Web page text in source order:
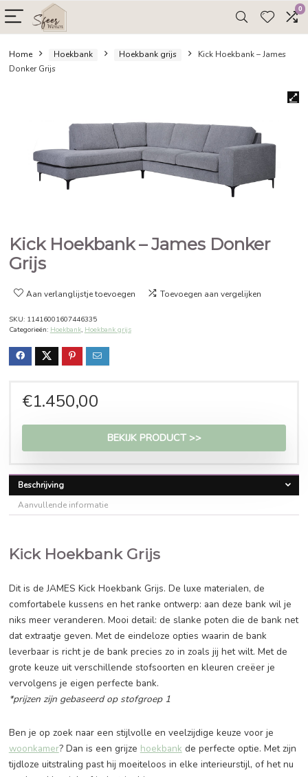
Home
Kick Hoekbank – James
Aan verlanglijstje toevoegen
€1.450,00
BEKIJK PRODUCT >>
Aanvullende informatie
Kick Hoekbank Grijs
Dit is de JAMES Kick Hoekbank Grijs. De luxe materialen,
niks meer veranderen. Mooi detail: de slanke poten die de
dat extraatje geven. Met de eindeloze opties waarin de
leverbaar is richt je de bank precies zo in zoals jij het wilt.